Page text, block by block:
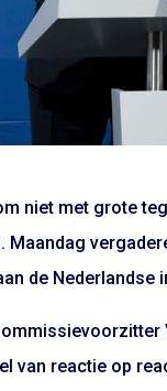
niet met grote
de Nederlandse
van reactie op